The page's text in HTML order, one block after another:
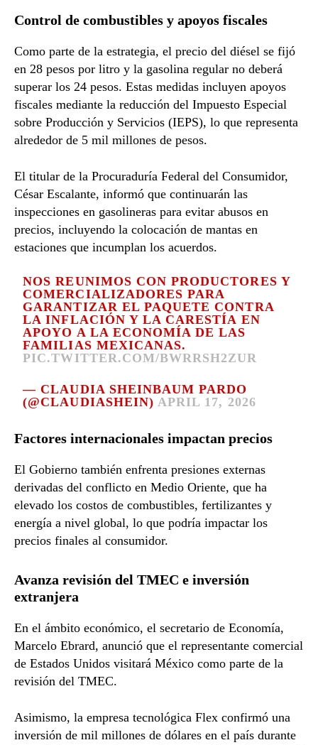
Control de combustibles y apoyos fiscales
Como parte de la estrategia, el precio del diésel se fijó
en 28 pesos por litro y la gasolina regular no deberá
superar los 24 pesos. Estas medidas incluyen apoyos
fiscales mediante la reducción del Impuesto Especial
sobre Producción y Servicios (IEPS), lo que representa
alrededor de 5 mil millones de pesos.
El titular de la Procuraduría Federal del Consumidor,
César Escalante, informó que continuarán las
inspecciones en gasolineras para evitar abusos en
precios, incluyendo la colocación de mantas en
estaciones que incumplan los acuerdos.
NOS REUNIMOS CON PRODUCTORES Y
COMERCIALIZADORES PARA
GARANTIZAR EL PAQUETE CONTRA
LA INFLACIÓN Y LA CARESTÍA EN
APOYO A LA ECONOMÍA DE LAS
FAMILIAS MEXICANAS.
PIC.TWITTER.COM/BWRRSH2ZUR
— CLAUDIA SHEINBAUM PARDO
(@CLAUDIASHEIN)APRIL 17, 2026
Factores internacionales impactan precios
El Gobierno también enfrenta presiones externas
derivadas del conflicto en Medio Oriente, que ha
elevado los costos de combustibles, fertilizantes y
energía a nivel global, lo que podría impactar los
precios finales al consumidor.
Avanza revisión del TMEC e inversión
extranjera
En el ámbito económico, el secretario de Economía,
Marcelo Ebrard, anunció que el representante comercial
de Estados Unidos visitará México como parte de la
revisión del TMEC.
Asimismo, la empresa tecnológica Flex confirmó una
inversión de mil millones de dólares en el país durante